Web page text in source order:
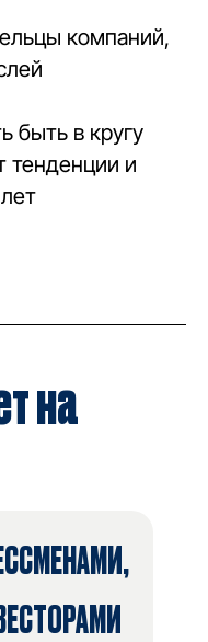
компаний,
быть в кругу
тенденции и
на